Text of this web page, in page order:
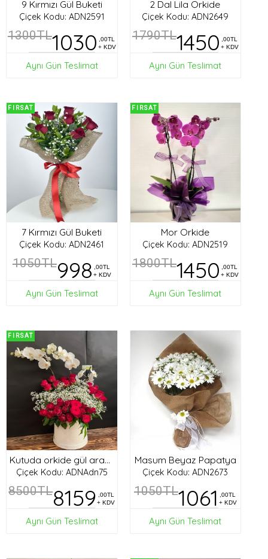
9 Kırmızı Gül Buketi
Çiçek Kodu: ADN2591
1300TL1030
,00TL
+ KDV
Aynı Gün Teslimat
2 Dal Lila Orkide
Çiçek Kodu: ADN2649
1790TL1450
,00TL
+ KDV
Aynı Gün Teslimat
FIRSAT
7 Kırmızı Gül Buketi
Çiçek Kodu: ADN2461
1050TL998
,00TL
+ KDV
Aynı Gün Teslimat
FIRSAT
Mor Orkide
Çiçek Kodu: ADN2519
1800TL1450
,00TL
+ KDV
Aynı Gün Teslimat
FIRSAT
Kutuda orkide gül aranjman
Çiçek Kodu: ADNAdn75
8500TL8159
,00TL
+ KDV
Aynı Gün Teslimat
Masum Beyaz Papatya
Çiçek Kodu: ADN2673
1050TL1061
,00TL
+ KDV
Aynı Gün Teslimat